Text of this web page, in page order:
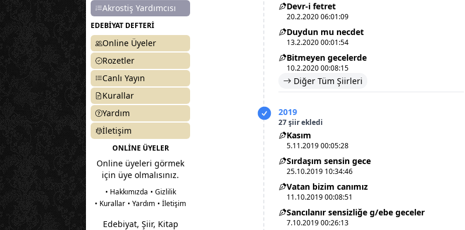
Akrostiş Yardımcısı
EDEBİYAT DEFTERİ
Online Üyeler
Rozetler
Canlı Yayın
Kurallar
Yardım
İletişim
ONLİNE ÜYELER
Online üyeleri görmek
için üye olmalısınız.
• Hakkımızda • Gizlilik
• Kurallar • Yardım • İletişim
Edebiyat, Şiir, Kitap
Devr-i fetret
20.2.2020 06:01:09
Duydun mu necdet
13.2.2020 00:01:54
Bitmeyen gecelerde
10.2.2020 00:08:15
Diğer Tüm Şiirleri
2019
27 şiir ekledi
Kasım
5.11.2019 00:05:28
Sırdaşım sensin gece
25.10.2019 10:34:46
Vatan bizim canımız
11.10.2019 00:08:51
Sancılanır sensizliğe g/ebe geceler
7.10.2019 00:26:13